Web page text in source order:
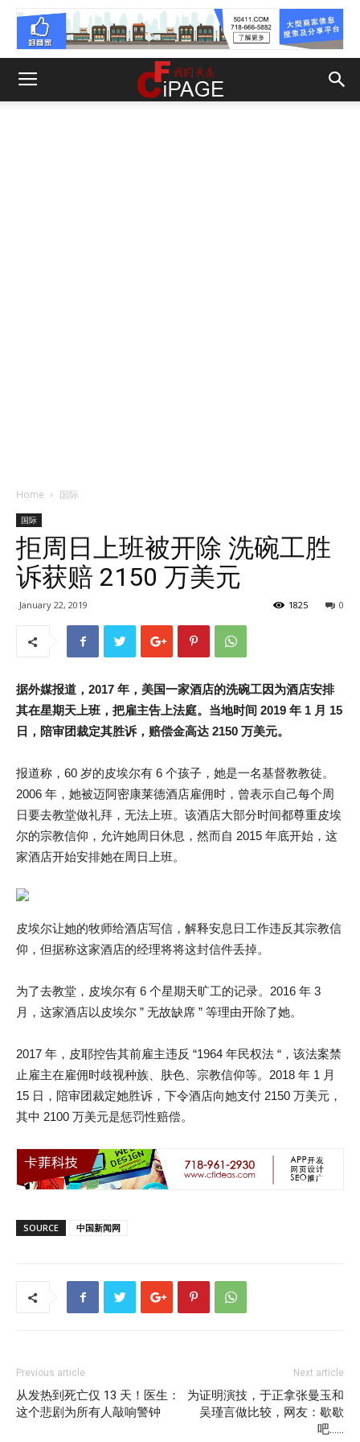
Home 国际
国际
拒周日上班被开除 洗碗工胜
诉获赔 2150 万美元
January 22, 2019 0
1825
据外媒报道，2017 年，美国一家酒店的洗碗工因为酒店安排
其在星期天上班，把雇主告上法庭。当地时间 2019 年 1 月 15
日，陪审团裁定其胜诉，赔偿金高达 2150 万美元。
报道称，60 岁的皮埃尔有 6 个孩子，她是一名基督教教徒。
2006 年，她被迈阿密康莱德酒店雇佣时，曾表示自己每个周
日要去教堂做礼拜，无法上班。该酒店大部分时间都尊重皮埃
尔的宗教信仰，允许她周日休息，然而自 2015 年底开始，这
家酒店开始安排她在周日上班。
皮埃尔让她的牧师给酒店写信，解释安息日工作违反其宗教信
仰，但据称这家酒店的经理将将这封信件丢掉。
为了去教堂，皮埃尔有 6 个星期天旷工的记录。2016 年 3
月，这家酒店以皮埃尔 ” 无故缺席 ” 等理由开除了她。
2017 年，皮耶控告其前雇主违反 “1964 年民权法 “，该法案禁
止雇主在雇佣时歧视种族、肤色、宗教信仰等。2018 年 1 月
15 日，陪审团裁定她胜诉，下令酒店向她支付 2150 万美元，
其中 2100 万美元是惩罚性赔偿。
SOURCE 中国新闻网
Previous article
从发热到死亡仅 13 天！医生：
这个悲剧为所有人敲响警钟
Next article
为证明演技，于正拿张曼玉和
吴瑾言做比较，网友：歇歇
吧……